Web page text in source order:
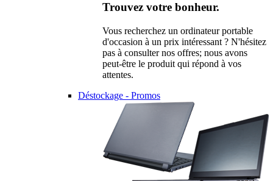
Trouvez votre bonheur.
Vous recherchez un ordinateur portable
d'occasion à un prix intéressant ? N'hésitez
pas à consulter nos offres; nous avons
peut-être le produit qui répond à vos
attentes.
Déstockage - Promos